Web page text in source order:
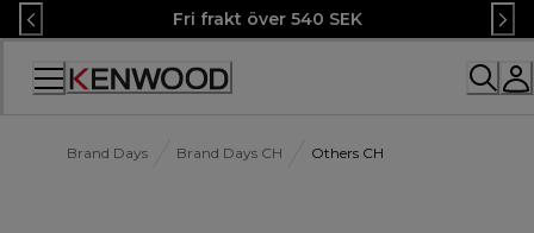
Skip
to
Content
Fri frakt över 540 SEK
Accessibility
Brand Days Brand Days CH Others CH